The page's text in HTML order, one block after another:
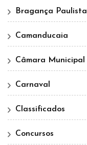
Bragança Paulista
Camanducaia
Câmara Municipal
Carnaval
Classificados
Concursos